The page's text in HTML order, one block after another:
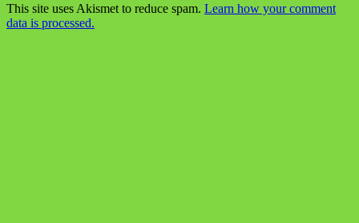
This site uses Akismet to reduce spam. Learn how your comment
data is processed.